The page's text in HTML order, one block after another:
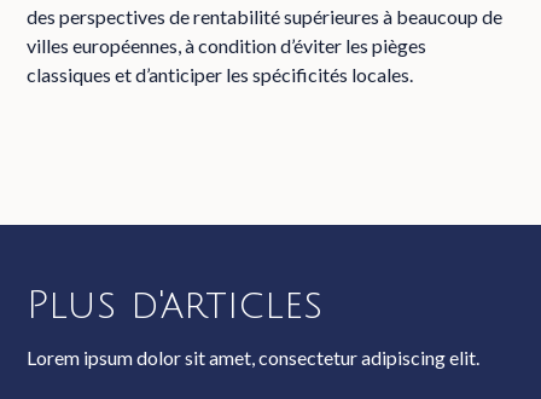
des perspectives de rentabilité supérieures à beaucoup de
villes européennes, à condition d’éviter les pièges
classiques et d’anticiper les spécificités locales.
Plus d'articles
Lorem ipsum dolor sit amet, consectetur adipiscing elit.